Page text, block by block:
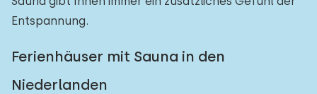
Entspannung.
Ferienhäuser mit Sauna in den
Niederlanden